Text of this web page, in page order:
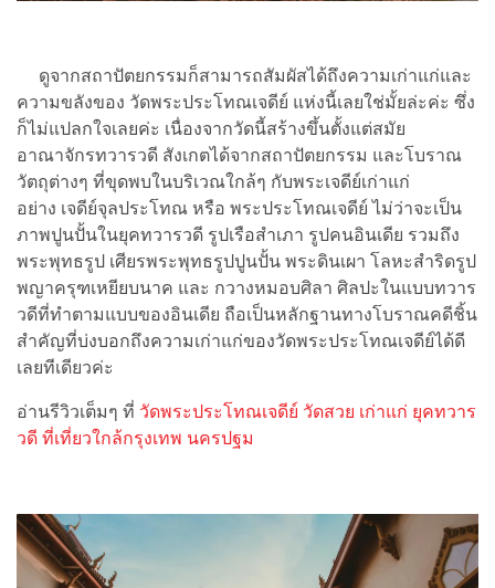
ดูจากสถาปัตยกรรมก็สามารถสัมผัสได้ถึงความเก่าแก่และ
ความขลังของ วัดพระประโทณเจดีย์ แห่งนี้เลยใช่มั้ยล่ะค่ะ ซึ่ง
ก็ไม่แปลกใจเลยค่ะ เนื่องจากวัดนี้สร้างขึ้นตั้งแต่สมัย
อาณาจักรทวารวดี สังเกตได้จากสถาปัตยกรรม และโบราณ
วัตถุต่างๆ ที่ขุดพบในบริเวณใกล้ๆ กับพระเจดีย์เก่าแก่
อย่าง เจดีย์จุลประโทณ หรือ พระประโทณเจดีย์ ไม่ว่าจะเป็น
ภาพปูนปั้นในยุคทวารวดี รูปเรือสำเภา รูปคนอินเดีย รวมถึง
พระพุทธรูป เศียรพระพุทธรูปปูนปั้น พระดินเผา โลหะสำริดรูป
พญาครุฑเหยียบนาค และ กวางหมอบศิลา ศิลปะในแบบทวาร
วดีที่ทำตามแบบของอินเดีย ถือเป็นหลักฐานทางโบราณคดีชิ้น
สำคัญที่บ่งบอกถึงความเก่าแก่ของวัดพระประโทณเจดีย์ได้ดี
เลยทีเดียวค่ะ
อ่านรีวิวเต็มๆ ที่ วัดพระประโทณเจดีย์ วัดสวย เก่าแก่ ยุคทวาร
วดี ที่เที่ยวใกล้กรุงเทพ นครปฐม